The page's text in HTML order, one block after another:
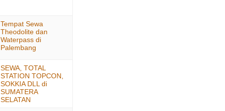
Tempat Sewa
Theodolite dan
Waterpass di
Palembang
SEWA, TOTAL
STATION TOPCON,
SOKKIA DLL di
SUMATERA
SELATAN